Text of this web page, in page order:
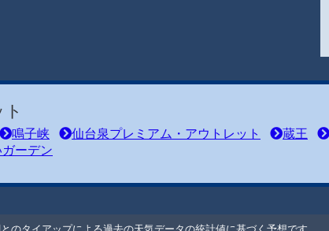
鳴子峡 仙台泉プレミアム・アウトレット 蔵王
ーデン